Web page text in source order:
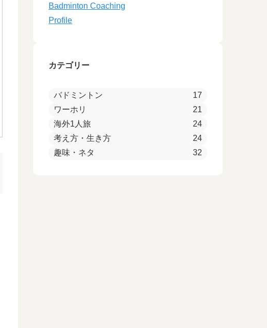
Badminton Coaching
Profile
カテゴリー
バドミントン
17
ワーホリ
21
海外1人旅
24
考え方・生き方
24
趣味・ネタ
32